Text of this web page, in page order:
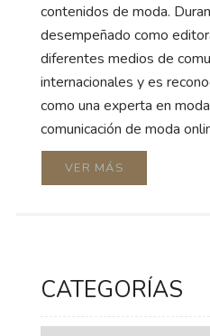
contenidos de moda.
desempeñado como
diferentes medios de
internacionales y es
como una experta en
comunicación de moda
VER MÁS
CATEGORÍAS